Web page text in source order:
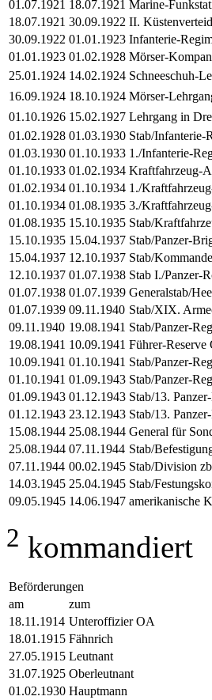
01.07.1921 18.07.1921 Marine-
18.07.1921 30.09.1922 II.
30.09.1922 01.01.1923 Infanterie-
01.01.1923 01.02.1928 Mörser-
25.01.1924 14.02.1924 Schneeschuh-
16.09.1924 18.10.1924 Mörser-
01.10.1926 15.02.1927 Lehrgang in
01.02.1928 01.03.1930 Stab/Infanterie-
01.03.1930 01.10.1933 1./Infanterie-
01.10.1933 01.02.1934 Kraftfahrzeug-
01.02.1934 01.10.1934 1./
01.10.1934 01.08.1935 3./
01.08.1935 15.10.1935 Stab/
15.10.1935 15.04.1937 Stab/Panzer-
15.04.1937 12.10.1937 Stab/
12.10.1937 01.07.1938 Stab I./Panzer-
01.07.1938 01.07.1939 Generalstab/
01.07.1939 09.11.1940 Stab/XIX.
09.11.1940 19.08.1941 Stab/Panzer-
19.08.1941 10.09.1941 Führer-Reserve
10.09.1941 01.10.1941 Stab/Panzer-
01.10.1941 01.09.1943 Stab/Panzer-
01.09.1943 01.12.1943 Stab/13.
01.12.1943 23.12.1943 Stab/13.
15.08.1944 25.08.1944 General für
25.08.1944 07.11.1944 Stab/
07.11.1944 00.02.1945 Stab/Division
14.03.1945 25.04.1945 Stab/
09.05.1945 14.06.1947 amerikanische
2 kommandiert
Beförderungen
am
zum
18.11.1914 Unteroffizier OA
18.01.1915 Fähnrich
27.05.1915 Leutnant
31.07.1925 Oberleutnant
01.02.1930 Hauptmann